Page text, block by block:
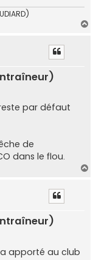
par défaut
de
dans le flou.
apporté au club